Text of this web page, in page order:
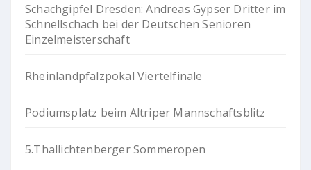
Schachgipfel Dresden: Andreas Gypser Dritter im
Schnellschach bei der Deutschen Senioren
Einzelmeisterschaft
Rheinlandpfalzpokal Viertelfinale
Podiumsplatz beim Altriper Mannschaftsblitz
5.Thallichtenberger Sommeropen